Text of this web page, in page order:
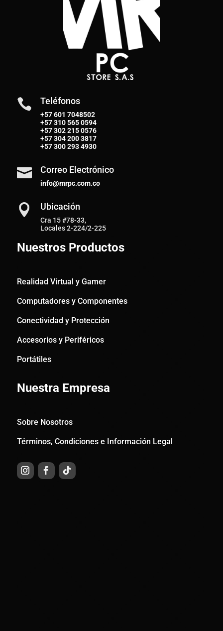
 Teléfonos
+57 601 7048502
+57310 565 0594
+57302 215 0576
+57304 200 3817
+57300 293 4930
 Correo Electrónico
info@mrpc.com.co
 Ubicación
Cra 15 #78-33,
Locales 2-224/2-225
Nuestros Productos
Realidad Virtual y Gamer
Computadores y Componentes
Conectividad y Protección
Accesorios y Periféricos
Portátiles
Nuestra Empresa
Sobre Nosotros
Términos, Condiciones e Información Legal